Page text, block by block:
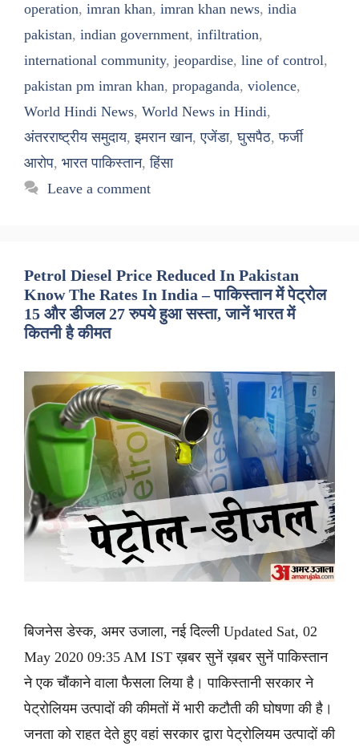
operation, imran khan, imran khan news, india
pakistan, indian government, infiltration,
international community, jeopardise, line of control,
pakistan pm imran khan, propaganda, violence,
World Hindi News, World News in Hindi,
अंतरराष्ट्रीय समुदाय,इमरान खान,एजेंडा,घुसपैठ,फर्जी
आरोप, भारत पाकिस्तान,हिंसा
Leave a comment
Petrol Diesel Price Reduced In Pakistan
Know The Rates In India – पाकिस्तान में पेट्रोल
15 और डीजल 27 रुपये हुआ सस्ता, जानें भारत में
कितनी है कीमत
बिजनेस डेस्क, अमर उजाला, नई दिल्ली Updated Sat, 02
May 2020 09:35 AM IST ख़बर सुनें ख़बर सुनें पाकिस्तान
ने एक चौंकाने वाला फैसला लिया है। पाकिस्तानी सरकार ने
पेट्रोलियम उत्पादों की कीमतों में भारी कटौती की घोषणा की है।
जनता को राहत देते हुए वहां सरकार द्वारा पेट्रोलियम उत्पादों की